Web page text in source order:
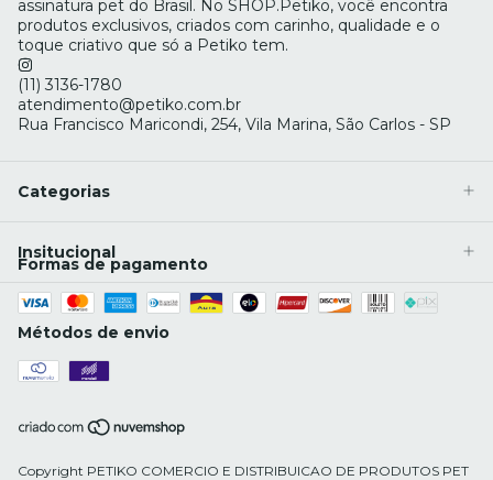
assinatura pet do Brasil. No SHOP.Petiko, você encontra
produtos exclusivos, criados com carinho, qualidade e o
toque criativo que só a Petiko tem.
(11) 3136-1780
atendimento@petiko.com.br
Rua Francisco Maricondi, 254, Vila Marina, São Carlos - SP
Categorias
Insitucional
Formas de pagamento
Métodos de envio
Copyright PETIKO COMERCIO E DISTRIBUICAO DE PRODUTOS PET